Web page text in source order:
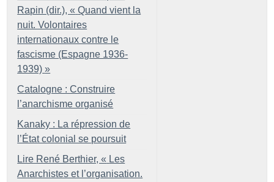
Rapin (dir.), « Quand vient la
nuit. Volontaires
internationaux contre le
fascisme (Espagne 1936-
1939) »
Catalogne : Construire
l’anarchisme organisé
Kanaky : La répression de
l’État colonial se poursuit
Lire René Berthier, « Les
Anarchistes et l’organisation.